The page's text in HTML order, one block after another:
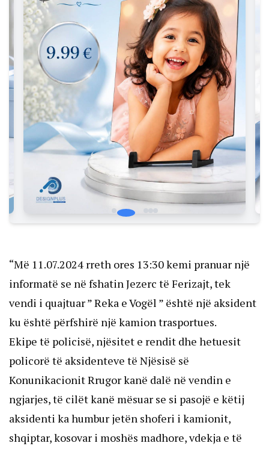
“Më 11.07.2024 rreth ores 13:30 kemi pranuar një
informatë se në fshatin Jezerc të Ferizajt, tek
vendi i quajtuar ” Reka e Vogël ” është një aksident
ku është përfshirë një kamion trasportues.
Ekipe të policisë, njësitet e rendit dhe hetuesit
policorë të aksidenteve të Njësisë së
Konunikacionit Rrugor kanë dalë në vendin e
ngjarjes, të cilët kanë mësuar se si pasojë e këtij
aksidenti ka humbur jetën shoferi i kamionit,
shqiptar, kosovar i moshës madhore, vdekja e të